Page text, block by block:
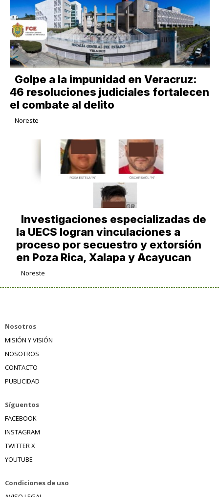
Golpe a la impunidad en Veracruz:
46 resoluciones judiciales fortalecen
el combate al delito
Noreste
Investigaciones especializadas de
la UECS logran vinculaciones a
proceso por secuestro y extorsión
en Poza Rica, Xalapa y Acayucan
Noreste
Nosotros
MISIÓN Y VISIÓN
NOSOTROS
CONTACTO
PUBLICIDAD
Síguentos
FACEBOOK
INSTAGRAM
TWITTER X
YOUTUBE
Condiciones de uso